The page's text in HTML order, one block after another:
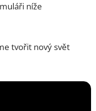
níže
tvořit nový svět